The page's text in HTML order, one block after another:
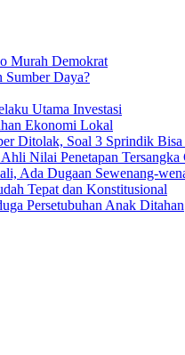
Murah Demokrat
Daya?
Utama Investasi
Ekonomi Lokal
Ditolak, Soal 3 Sprindik
Nilai Penetapan Tersangka
Ada Dugaan Sewenang-
Tepat dan Konstitusional
Persetubuhan Anak Ditahan